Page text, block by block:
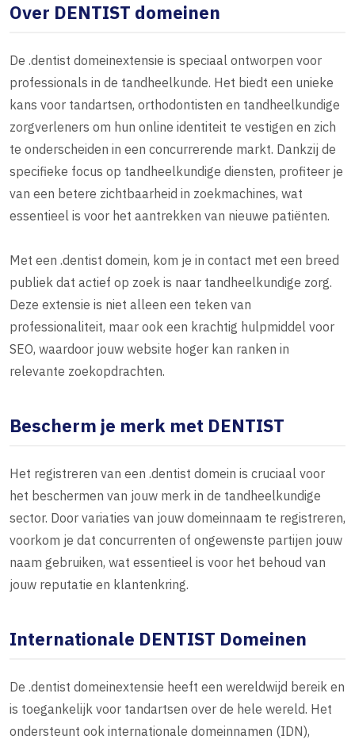
Over DENTIST domeinen
De .dentist domeinextensie is speciaal ontworpen voor
professionals in de tandheelkunde. Het biedt een unieke
kans voor tandartsen, orthodontisten en tandheelkundige
zorgverleners om hun online identiteit te vestigen en zich
te onderscheiden in een concurrerende markt. Dankzij de
specifieke focus op tandheelkundige diensten, profiteer je
van een betere zichtbaarheid in zoekmachines, wat
essentieel is voor het aantrekken van nieuwe patiënten.
Met een .dentist domein, kom je in contact met een breed
publiek dat actief op zoek is naar tandheelkundige zorg.
Deze extensie is niet alleen een teken van
professionaliteit, maar ook een krachtig hulpmiddel voor
SEO, waardoor jouw website hoger kan ranken in
relevante zoekopdrachten.
Bescherm je merk met DENTIST
Het registreren van een .dentist domein is cruciaal voor
het beschermen van jouw merk in de tandheelkundige
sector. Door variaties van jouw domeinnaam te registreren,
voorkom je dat concurrenten of ongewenste partijen jouw
naam gebruiken, wat essentieel is voor het behoud van
jouw reputatie en klantenkring.
Internationale DENTIST Domeinen
De .dentist domeinextensie heeft een wereldwijd bereik en
is toegankelijk voor tandartsen over de hele wereld. Het
ondersteunt ook internationale domeinnamen (IDN),